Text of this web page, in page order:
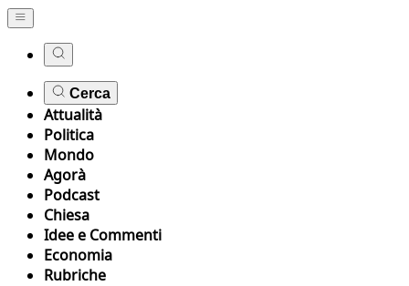
Cerca
Attualità
Politica
Mondo
Agorà
Podcast
Chiesa
Idee e Commenti
Economia
Rubriche